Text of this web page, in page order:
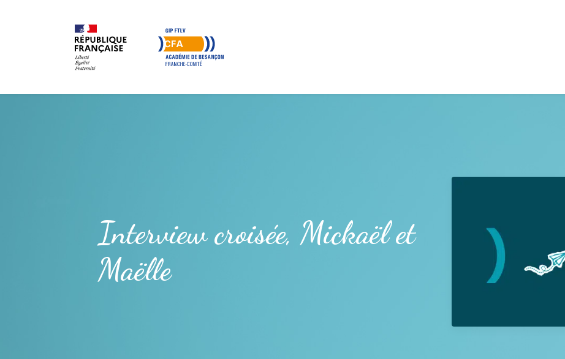
Interview croisée, Mickaël et
Maëlle